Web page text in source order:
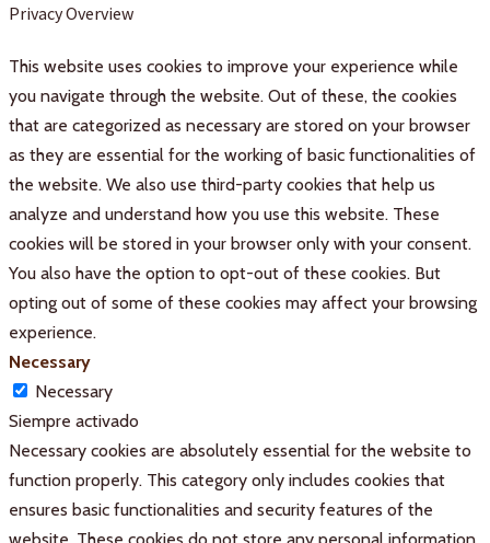
Privacy Overview
This website uses cookies to improve your experience while
you navigate through the website. Out of these, the cookies
that are categorized as necessary are stored on your browser
as they are essential for the working of basic functionalities of
the website. We also use third-party cookies that help us
analyze and understand how you use this website. These
cookies will be stored in your browser only with your consent.
You also have the option to opt-out of these cookies. But
opting out of some of these cookies may affect your browsing
experience.
Necessary
Necessary
Siempre activado
Necessary cookies are absolutely essential for the website to
function properly. This category only includes cookies that
ensures basic functionalities and security features of the